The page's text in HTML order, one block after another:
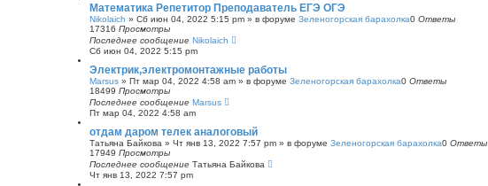
Математика Репетитор Преподаватель ЕГЭ ОГЭ
Nikolaich » Сб июн 04, 2022 5:15 pm » в форуме Зеленогорская барахолка0 Ответы
17316 Просмотры
Последнее сообщение Nikolaich
Сб июн 04, 2022 5:15 pm
Электрик,электромонтажные работы
Marsus » Пт мар 04, 2022 4:58 am » в форуме Зеленогорская барахолка0 Ответы
18499 Просмотры
Последнее сообщение Marsus
Пт мар 04, 2022 4:58 am
отдам даром телек аналоговый
Татьяна Байкова » Чт янв 13, 2022 7:57 pm » в форуме Зеленогорская барахолка0 Ответы
17949 Просмотры
Последнее сообщение Татьяна Байкова
Чт янв 13, 2022 7:57 pm